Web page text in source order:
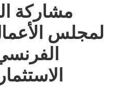
مشاركة
لمجلس